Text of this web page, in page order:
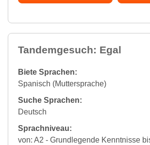
Tandemgesuch: Egal
Biete Sprachen:
Spanisch (Muttersprache)
Suche Sprachen:
Deutsch
Sprachniveau:
von: A2 - Grundlegende Kenntnisse